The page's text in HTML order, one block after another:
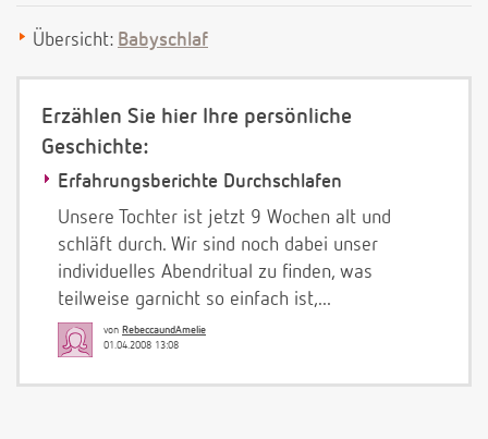
Übersicht: Babyschlaf
Erzählen Sie hier Ihre persönliche
Geschichte:
Erfahrungsberichte Durchschlafen
Unsere Tochter ist jetzt 9 Wochen alt und
schläft durch. Wir sind noch dabei unser
individuelles Abendritual zu finden, was
teilweise garnicht so einfach ist,...
von RebeccaundAmelie
01.04.2008 13:08